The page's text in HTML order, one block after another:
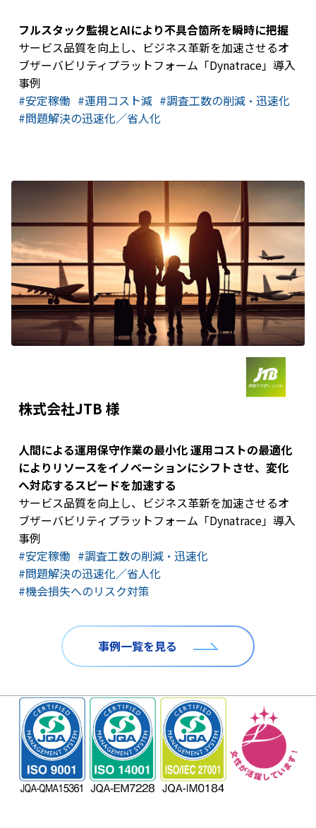
フルスタック監視とAIにより不具合箇所を瞬時に把握
サービス品質を向上し、ビジネス革新を加速させるオ
ブザーバビリティプラットフォーム「Dynatrace」導入
事例
#安定稼働 #運用コスト減 #調査工数の削減・迅速化
#問題解決の迅速化／省人化​
株式会社JTB 様
人間による運用保守作業の最小化 運用コストの最適化
によりリソースをイノベーションにシフトさせ、変化
へ対応するスピードを加速する
サービス品質を向上し、ビジネス革新を加速させるオ
ブザーバビリティプラットフォーム「Dynatrace」導入
事例
#安定稼働 #調査工数の削減・迅速化
#問題解決の迅速化／省人化​
#機会損失へのリスク対策
事例一覧を見る